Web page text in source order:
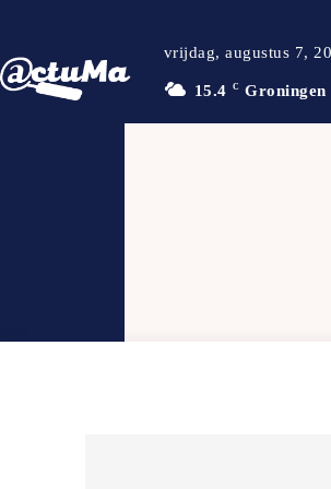
vrijdag, augustus 7,
15.4 C Groningen